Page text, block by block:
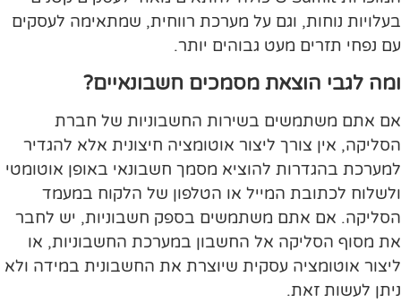
בעלויות נוחות, וגם על מערכת רווחית, שמתאימה לעסקים
עם נפחי תזרים מעט גבוהים יותר.
ומה לגבי הוצאת מסמכים חשבונאיים?
אם אתם משתמשים בשירות החשבוניות של חברת
הסליקה, אין צורך ליצור אוטומציה חיצונית אלא להגדיר
למערכת בהגדרות להוציא מסמך חשבונאי באופן אוטומטי
ולשלוח לכתובת המייל או הטלפון של הלקוח במעמד
הסליקה. אם אתם משתמשים בספק חשבוניות, יש לחבר
את מסוף הסליקה אל החשבון במערכת החשבוניות, או
ליצור אוטומציה עסקית שיוצרת את החשבונית במידה ולא
ניתן לעשות זאת.